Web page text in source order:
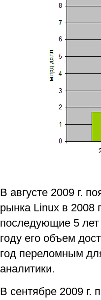
В августе 2009 г.
рынка Linux в 2008
последующие 5 лет
году его объем
год переломным
аналитики.
В сентябре 2009 г.